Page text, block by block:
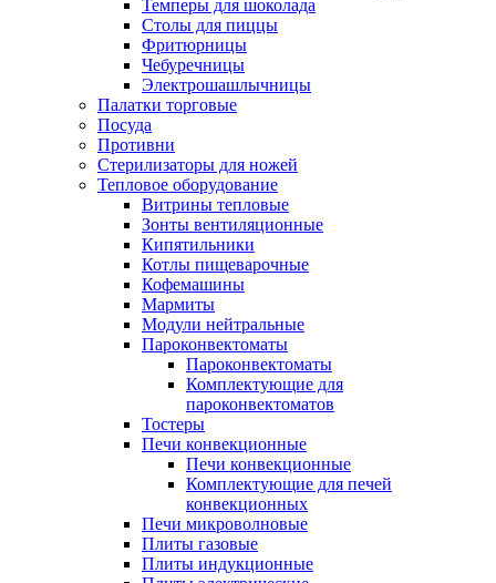
Темперы для шоколада
Столы для пиццы
Фритюрницы
Чебуречницы
Электрошашлычницы
Палатки торговые
Посуда
Противни
Стерилизаторы для ножей
Тепловое оборудование
Витрины тепловые
Зонты вентиляционные
Кипятильники
Котлы пищеварочные
Кофемашины
Мармиты
Модули нейтральные
Пароконвектоматы
Пароконвектоматы
Комплектующие для
пароконвектоматов
Тостеры
Печи конвекционные
Печи конвекционные
Комплектующие для печей
конвекционных
Печи микроволновые
Плиты газовые
Плиты индукционные